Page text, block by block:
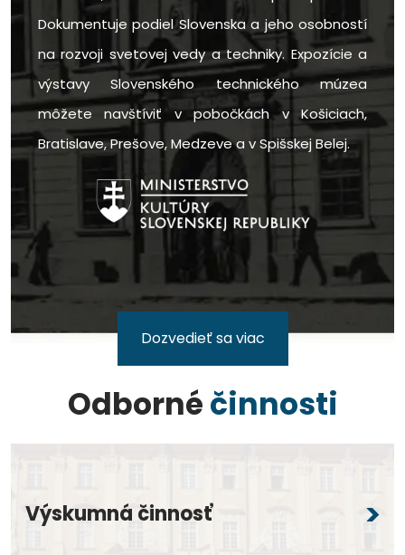
Dokumentuje podiel Slovenska a jeho osobností
na rozvoji svetovej vedy a techniky. Expozície a
výstavy Slovenského technického múzea
môžete navštíviť v pobočkách v Košiciach,
Bratislave, Prešove, Medzeve a v Spišskej Belej.
Dozvedieť sa viac
Odbornéčinnosti
Výskumná činnosť